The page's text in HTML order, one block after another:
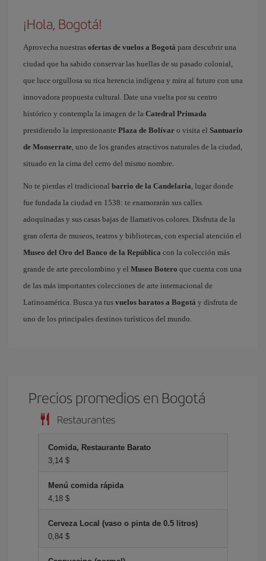
¡Hola, Bogotá!
Aprovecha nuestras ofertas de vuelos a Bogotá para descubrir una
ciudad que ha sabido conservar las huellas de su pasado colonial,
que luce orgullosa su rica herencia indígena y mira al futuro con una
innovadora propuesta cultural. Date una vuelta por su centro
histórico y contempla la imagen de la Catedral Primada
presidiendo la impresionante Plaza de Bolívar o visita el Santuario
de Monserrate, uno de los grandes atractivos naturales de la ciudad,
situado en la cima del cerro del mismo nombre.
No te pierdas el tradicional barrio de la Candelaria, lugar donde
fue fundada la ciudad en 1538: te enamorarán sus calles
adoquinadas y sus casas bajas de llamativos colores. Disfruta de la
gran oferta de museos, teatros y bibliotecas, con especial atención el
Museo del Oro del Banco de la República con la colección más
grande de arte precolombino y el Museo Botero que cuenta con una
de las más importantes colecciones de arte internacional de
Latinoamérica. Busca ya tus vuelos baratos a Bogotá y disfruta de
uno de los principales destinos turísticos del mundo.
Precios promedios en Bogotá
Restaurantes
Comida, Restaurante Barato
3,14 $
Menú comida rápida
4,18 $
Cerveza Local (vaso o pinta de 0.5 litros)
0,84 $